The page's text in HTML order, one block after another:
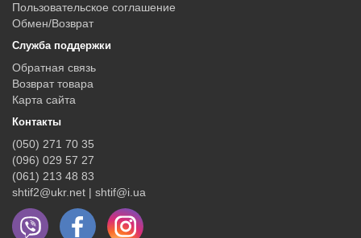
Пользовательское соглашение
Обмен/Возврат
Служба поддержки
Обратная связь
Возврат товара
Карта сайта
Контакты
(050) 271 70 35
(096) 029 57 27
(061) 213 48 83
shtif2@ukr.net | shtif@i.ua